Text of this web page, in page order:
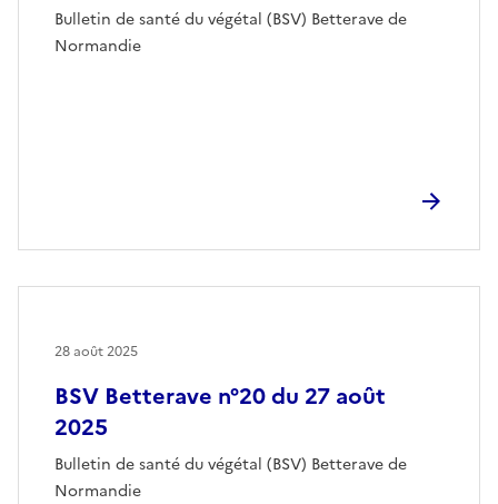
Bulletin de santé du végétal (BSV) Betterave de
Normandie
BSV Betterave n°20 du 27 août
2025
Bulletin de santé du végétal (BSV) Betterave de
Normandie
28 août 2025